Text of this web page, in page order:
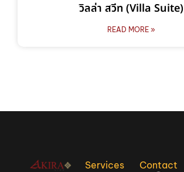
วิลล่า สวีท (Villa Suite)
READ MORE »
Services
Contact